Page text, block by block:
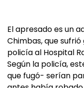
El apresado es un
Chimbas, que
policía al Hospital
Según la policía,
que fugó- serían